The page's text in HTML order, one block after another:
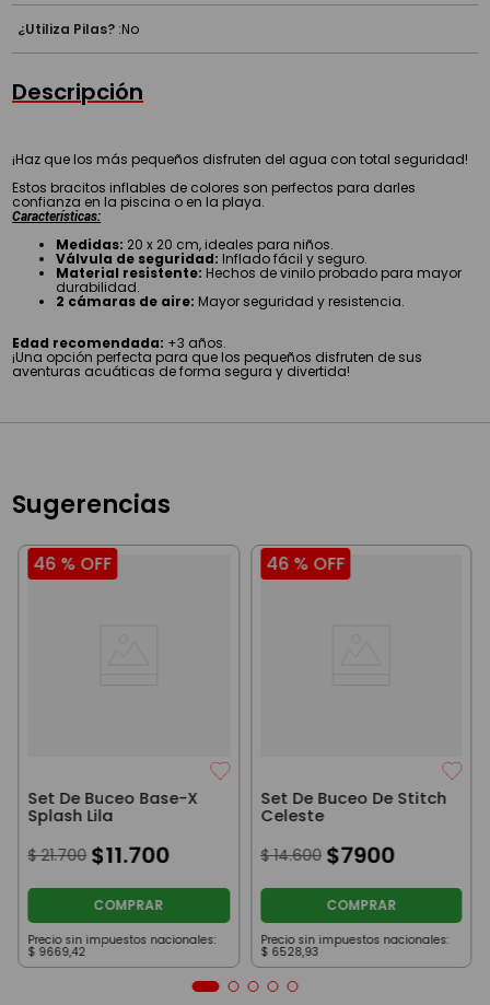
¿Utiliza Pilas? :No
Descripción
¡Haz que los más pequeños disfruten del agua con total seguridad!
Estos bracitos inflables de colores son perfectos para darles
confianza en la piscina o en la playa.
Características:
Medidas: 20 x 20 cm, ideales para niños.
Válvula de seguridad: Inflado fácil y seguro.
Material resistente: Hechos de vinilo probado para mayor
durabilidad.
2 cámaras de aire: Mayor seguridad y resistencia.
Edad recomendada: +3 años.
¡Una opción perfecta para que los pequeños disfruten de sus
aventuras acuáticas de forma segura y divertida!
Sugerencias
46 % OFF
Set De Buceo Base-X
Splash Lila
$ 21.700 $11.700
COMPRAR
Precio sin impuestos nacionales:
$ 9669,42
46 % OFF
Set De Buceo De Stitch
Celeste
$ 14.600 $7900
COMPRAR
Precio sin impuestos nacionales:
$ 6528,93